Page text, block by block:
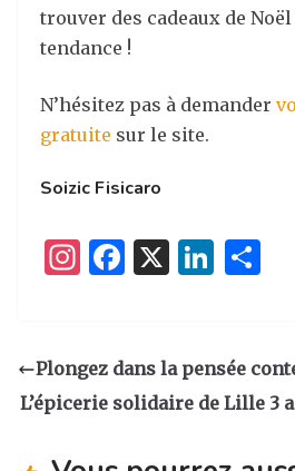
trouver des cadeaux de
tendance !
N’hésitez pas à demander
gratuite sur le site.
Soizic Fisicaro
I
a
g
F
e
b
X
Li
e
dI
g
er
Plongez dans la pensée
L’épicerie solidaire de Lille 3